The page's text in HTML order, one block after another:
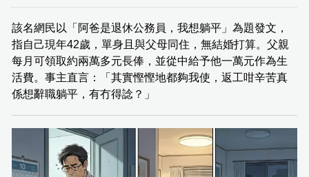
該名網民以「阿爸是退休公務員，我想躺平」為題發文，
指自己現年42歲，單身且與父母同住，無結婚打算。父親
每月可領取約兩萬多元長俸，並從中給予他一萬元作為生
活費。事主直言：「其實慳慳地都夠我使，返工咁辛苦真
係想辭職躺平，有冇得諗？」